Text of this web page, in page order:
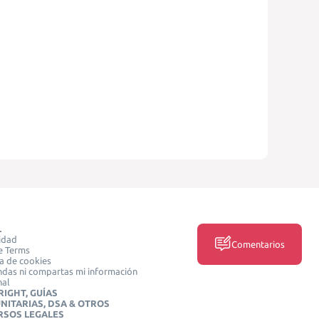
Terms
de cookies
ni compartas mi información
GUÍAS
DSA & OTROS
LEGALES
Comentarios